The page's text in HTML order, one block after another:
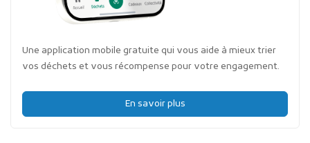
Une application mobile gratuite qui vous aide à mieux trier
vos déchets et vous récompense pour votre engagement.
En savoir plus